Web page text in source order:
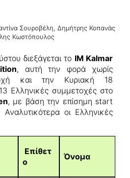
Σουροβέλη, Δημήτρης Κοπανάς
Κωστόπουλος
διεξάγεται το IM Kalmar
, αυτή την φορά χωρίς
και την Κυριακή 18
Ελληνικές συμμετοχές στο
, με βάση την επίσημη start
οι Ελληνικές
Επίθετ
ο
Όνομα